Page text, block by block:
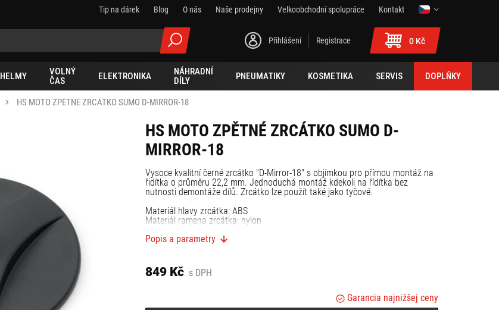
Tip na dárek Blog O nás Naše prodejny Velkoobchodní spolupráce
Kontakt
Přihlášení Registrace 0 Kč
HELMY
VOLNÝ
ČAS
ELEKTRONIKA
NÁHRADNÍ
DÍLY
PNEUMATIKY KOSMETIKA SERVIS DOPLŇKY
HS MOTO ZPĚTNÉ ZRCÁTKO SUMO D-MIRROR-18
HS MOTO ZPĚTNÉ ZRCÁTKO SUMO D-
MIRROR-18
Vysoce kvalitní černé zrcátko "D-Mirror-18" s objímkou pro přímou montáž na
řidítka o průměru 22,2 mm. Jednoduchá montáž kdekoli na řídítka bez
nutnosti demontáže dílů. Zrcátko lze použít také jako tyčové.
Materiál hlavy zrcátka: ABS
Materiál ramena zrcátka: nylon
Popis a parametry
849 Kč s DPH
Garancia najnižšej ceny